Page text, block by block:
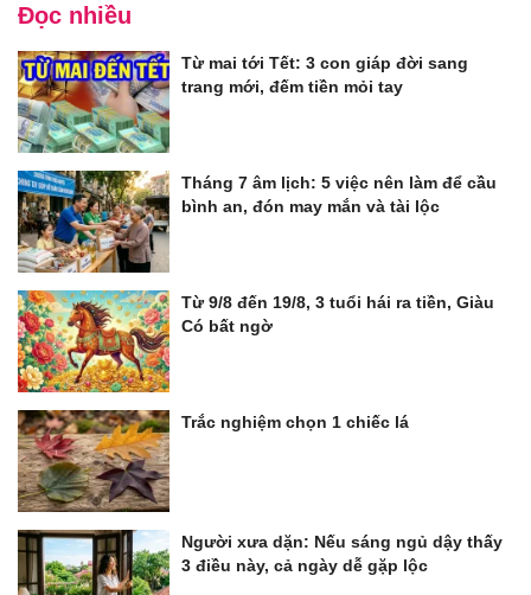
Đọc nhiều
Từ mai tới Tết: 3 con giáp đời sang
trang mới, đếm tiền mỏi tay
Tháng 7 âm lịch: 5 việc nên làm để cầu
bình an, đón may mắn và tài lộc
Từ 9/8 đến 19/8, 3 tuổi hái ra tiền, Giàu
Có bất ngờ
Trắc nghiệm chọn 1 chiếc lá
Người xưa dặn: Nếu sáng ngủ dậy thấy
3 điều này, cả ngày dễ gặp lộc